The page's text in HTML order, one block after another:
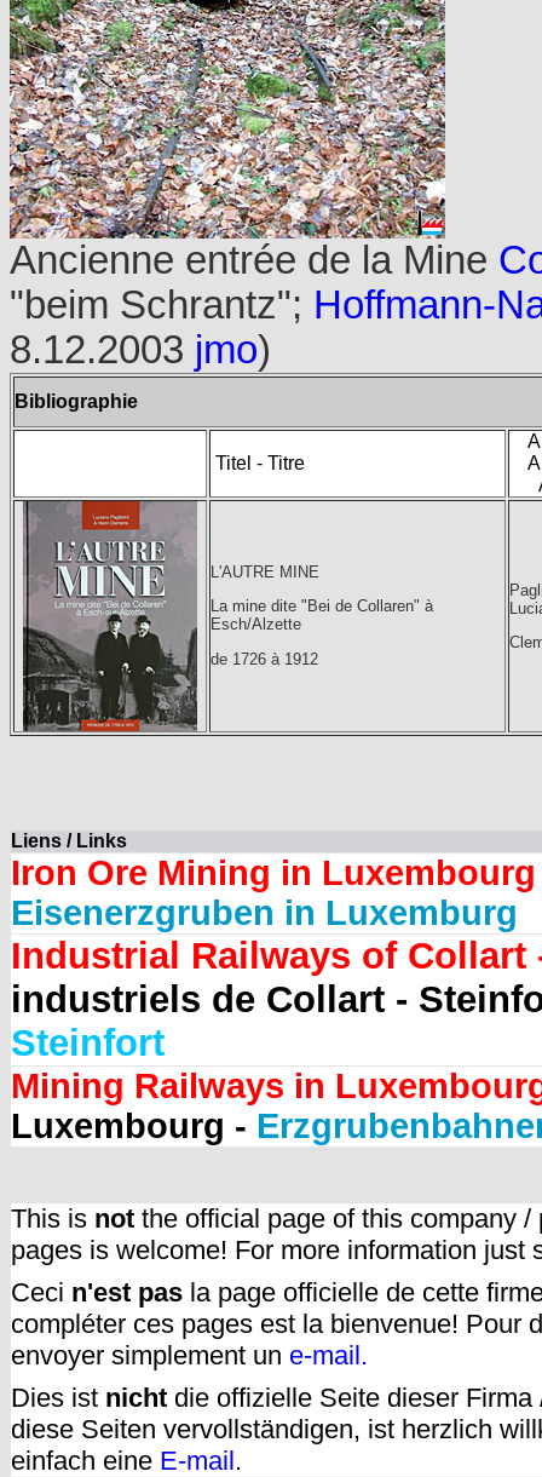
Ancienne entrée de la Mine
"beim Schrantz"; Hoffmann-
8.12.2003 jmo)
Bibliographie
Titel - Titre
L'AUTRE MINE
La mine dite "Bei de Collaren" à
Esch/Alzette
de 1726 à 1912
Liens / Links
Iron Ore Mining in Luxembourg
Eisenerzgruben in Luxemburg
Industrial Railways of Collart
industriels de Collart -
Steinfort
Mining Railways in
Luxembourg -
This is not the official page of this company
pages is welcome! For more information just
Ceci n'est pas la page officielle de cette
compléter ces pages est la bienvenue! Pour
envoyer simplement un e-mail.
Dies ist nicht die offizielle Seite dieser
diese Seiten vervollständigen, ist herzlich
einfach eine E-mail.